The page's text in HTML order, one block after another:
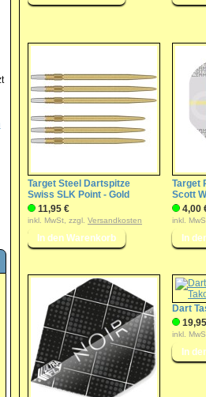
Target Steel Dartspitze
Swiss SLK Point - Gold
11,95 €
inkl. MwSt, zzgl. Versandkosten
Target
Scott
4,00
inkl.
Dart
inkl.